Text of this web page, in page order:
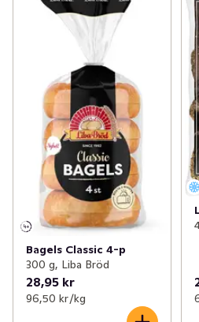
Bagels Classic 4-p
300 g, Liba Bröd
28,95 kr
96,50 kr /kg